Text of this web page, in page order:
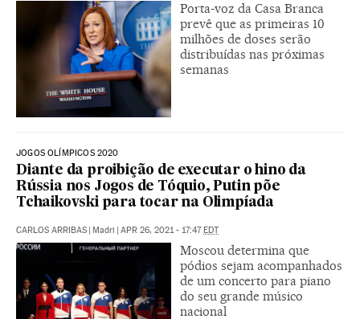
Porta-voz da Casa Branca
prevê que as primeiras 10
milhões de doses serão
distribuídas nas próximas
semanas
JOGOS OLÍMPICOS 2020
Diante da proibição de executar o hino da
Rússia nos Jogos de Tóquio, Putin põe
Tchaikovski para tocar na Olimpíada
CARLOS ARRIBAS Madri APR 26, 2021 - 17:47 EDT
Moscou determina que
pódios sejam acompanhados
de um concerto para piano
do seu grande músico
nacional